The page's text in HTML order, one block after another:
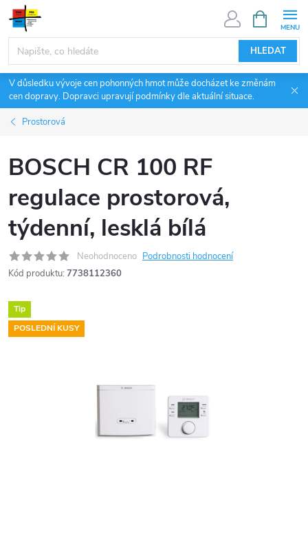
Přejít
obsah
HLEDAT
NÁKUPNÍ
KOŠÍK
V důsledku vývoje cen pohonných hmot může docházet ke změnám
cen dopravy. Dopravci upravují podmínky dle aktuální situace.
Prostorová
BOSCH CR 100 RF
regulace prostorová,
týdenní, lesklá bílá
Neohodnoceno Podrobnosti hodnocení
Kód produktu: 7738112360
Tip
POSLEDNÍ KUSY